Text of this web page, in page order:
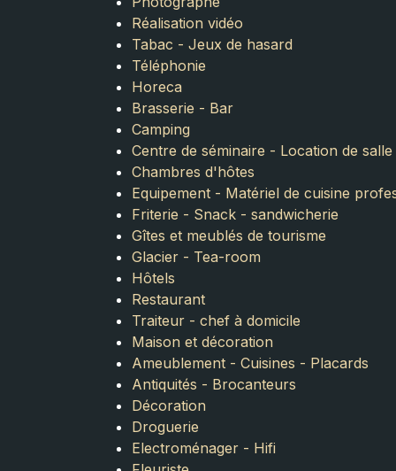
Réalisation vidéo
Tabac - Jeux de hasard
Téléphonie
Horeca
Brasserie - Bar
Camping
Centre de séminaire - Location de salle
Chambres d'hôtes
Equipement - Matériel de cuisine
Friterie - Snack - sandwicherie
Gîtes et meublés de tourisme
Glacier - Tea-room
Hôtels
Restaurant
Traiteur - chef à domicile
Maison et décoration
Ameublement - Cuisines - Placards
Antiquités - Brocanteurs
Décoration
Droguerie
Electroménager - Hifi